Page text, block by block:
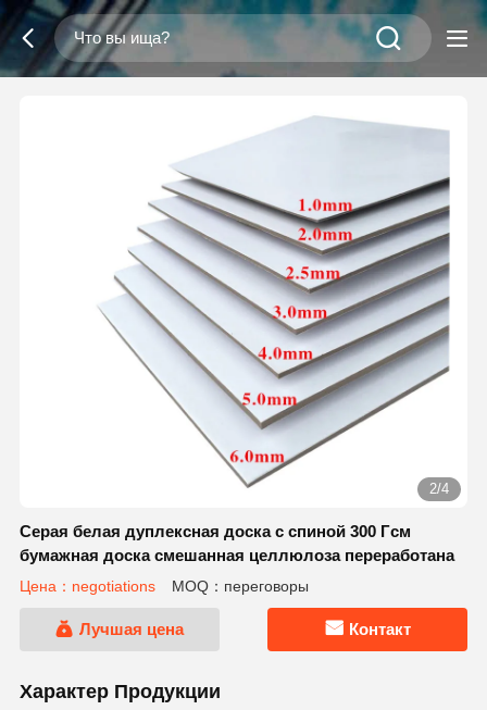
2/4
Серая белая дуплексная доска с спиной 300 Гсм
бумажная доска смешанная целлюлоза переработана
Цена：negotiations MOQ：переговоры
Лучшая цена Контакт
Характер Продукции